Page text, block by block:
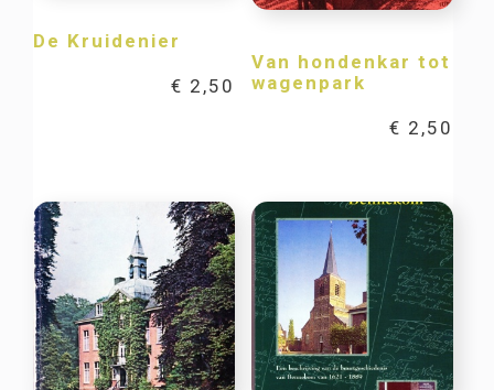
De Kruidenier
€ 2,50
Van hondenkar tot
wagenpark
€ 2,50